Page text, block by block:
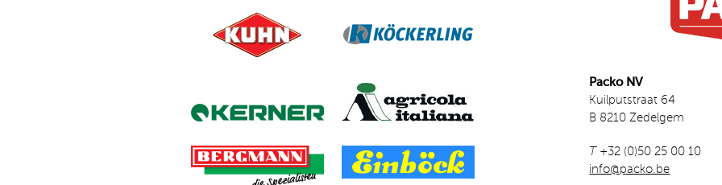
Packo NV
Kuilputstraat 64
B 8210 Zedelgem
T +32 (0)50 25 00 10
info@packo.be